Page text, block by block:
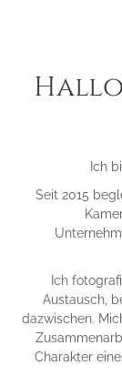
Ich
Seit 2015
Ich
Austausch,
dazwischen.
Charakter